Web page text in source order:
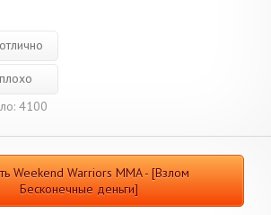
отлично
плохо
4100
Weekend Warriors MMA - [Взлом
Бесконечные деньги]